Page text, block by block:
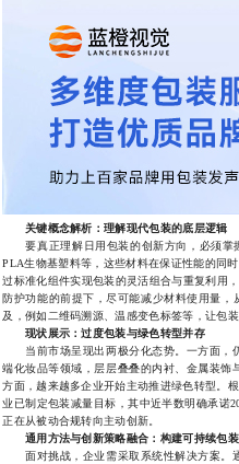
关键概念解析：理解现代包装的底层逻辑
要真正理解日用包装的创新方向，必须掌
PLA生物基塑料等，这些材料在保证性能的同
过标准化组件实现包装的灵活组合与重复利用
防护功能的前提下，尽可能减少材料使用量，
及，例如二维码溯源、温感变色标签等，让包
现状展示：过度包装与绿色转型并存
当前市场呈现出两极分化态势。一方面，
端化妆品等领域，层层叠叠的内衬、金属装
方面，越来越多企业开始主动推进绿色转型。
业已制定包装减量目标，其中近半数明确承诺
正在从被动合规转向主动创新。
通用方法与创新策略融合：构建可持续包
面对挑战，企业需采取系统性解决方案。